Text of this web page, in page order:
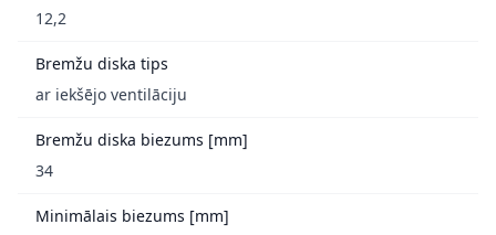
12,2
Bremžu diska tips
ar iekšējo ventilāciju
Bremžu diska biezums [mm]
34
Minimālais biezums [mm]